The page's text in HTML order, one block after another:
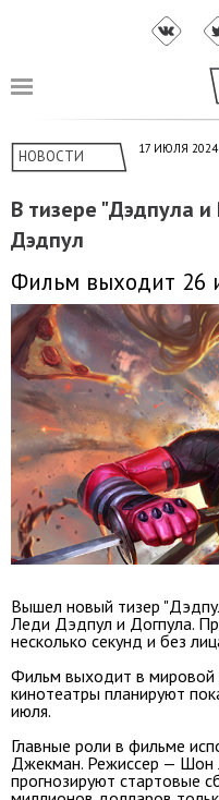
НОВОСТИ 17 ИЮЛЯ 2024
В тизере "Дэдпула
Дэдпул
Фильм выходит 26
Вышел новый тизер
Леди Дэдпул и Догпула.
несколько секунд и без
Фильм выходит в мировой
кинотеатры планируют
июля.
Главные роли в фильме
Джекман. Режиссер — Шон
прогнозируют стартовые